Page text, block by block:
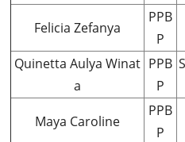
Felicia Zefanya
PPB
P
Quinetta Aulya Winat
a
PPB
P
Maya Caroline
PPB
P